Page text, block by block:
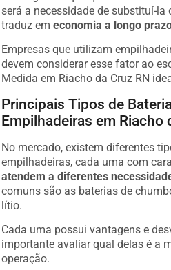
será a necessidade de substituí-la
traduz em economia a longo prazo
Empresas que utilizam
devem considerar esse fator ao
Medida em Riacho da Cruz RN
Principais Tipos de
Empilhadeiras em Riacho
No mercado, existem diferentes
empilhadeiras, cada uma com
atendem a diferentes
comuns são as baterias de
lítio.
Cada uma possui vantagens e
importante avaliar qual delas é a
operação.